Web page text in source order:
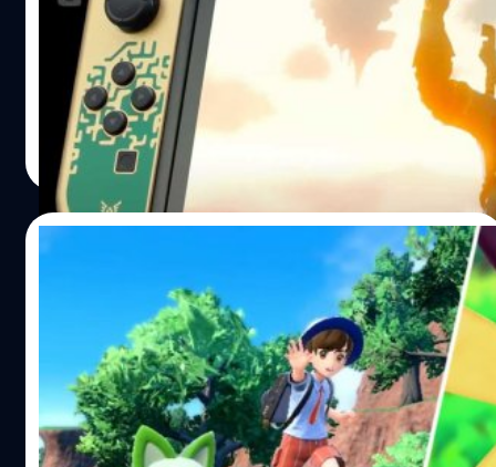
เล่นเกมที่อัปเกรดให้มีความละเอียดระดับ 4K และเฟรมเรตระ
ดับ 60 FPS มีการดัดแปลงเครื่อง Nintendo Switch ให้มีแรม
เพิ่มจาก 4GB เป็น 8GB
วงศกร ปฐมชัยวัฒน์| 850 days ago
Read More
03/04/2024
เว็บไซต์ที่เป็นโฮสต์ลิงก์ ไปยังเกม ‘Pokemon’
ที่แฟน ๆ สร้างปิดตัวลงแล้ว
Relic Castle ซึ่งเป็นเว็บไซต์ที่เป็นโฮสต์ลิงก์ ไปยังตัวเกม
'Pokemon' ฉบับที่แฟน ๆ สร้างที่เปิดในปี 2014 ได้โดน สั่งให้
ปิดตัวลงแล้ว